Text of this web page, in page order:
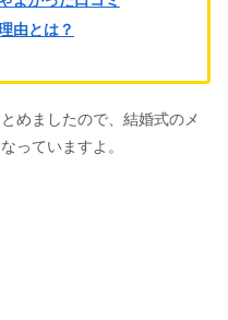
由とは？
めましたので、結婚式のメ
っていますよ。